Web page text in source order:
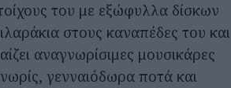
του με εξώφυλλα δίσκων
στους καναπέδες του και
αναγνωρίσιμες μουσικάρες
γενναιόδωρα ποτά και